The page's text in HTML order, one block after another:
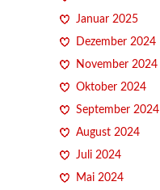
Januar 2025
Dezember 2024
November 2024
Oktober 2024
September 2024
August 2024
Juli 2024
Mai 2024